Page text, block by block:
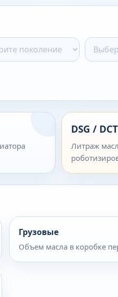
DSG / DCT
Литраж
Грузовые
Объем масла в коробке